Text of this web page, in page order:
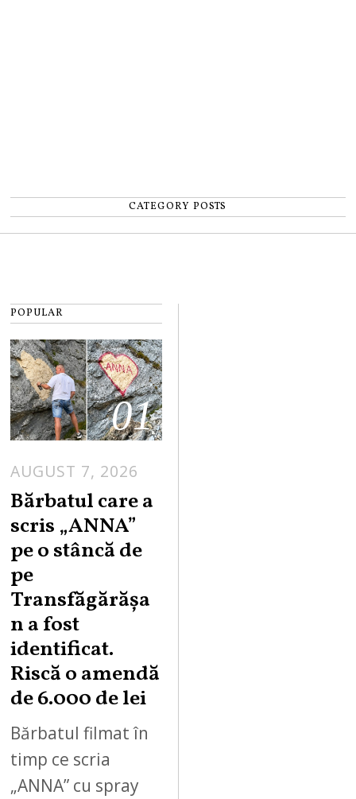
CATEGORY POSTS
POPULAR
01
AUGUST 7, 2026
Bărbatul care a
scris „ANNA”
pe o stâncă de
pe
Transfăgărășa
n a fost
identificat.
Riscă o amendă
de 6.000 de lei
Bărbatul filmat în
timp ce scria
„ANNA” cu spray